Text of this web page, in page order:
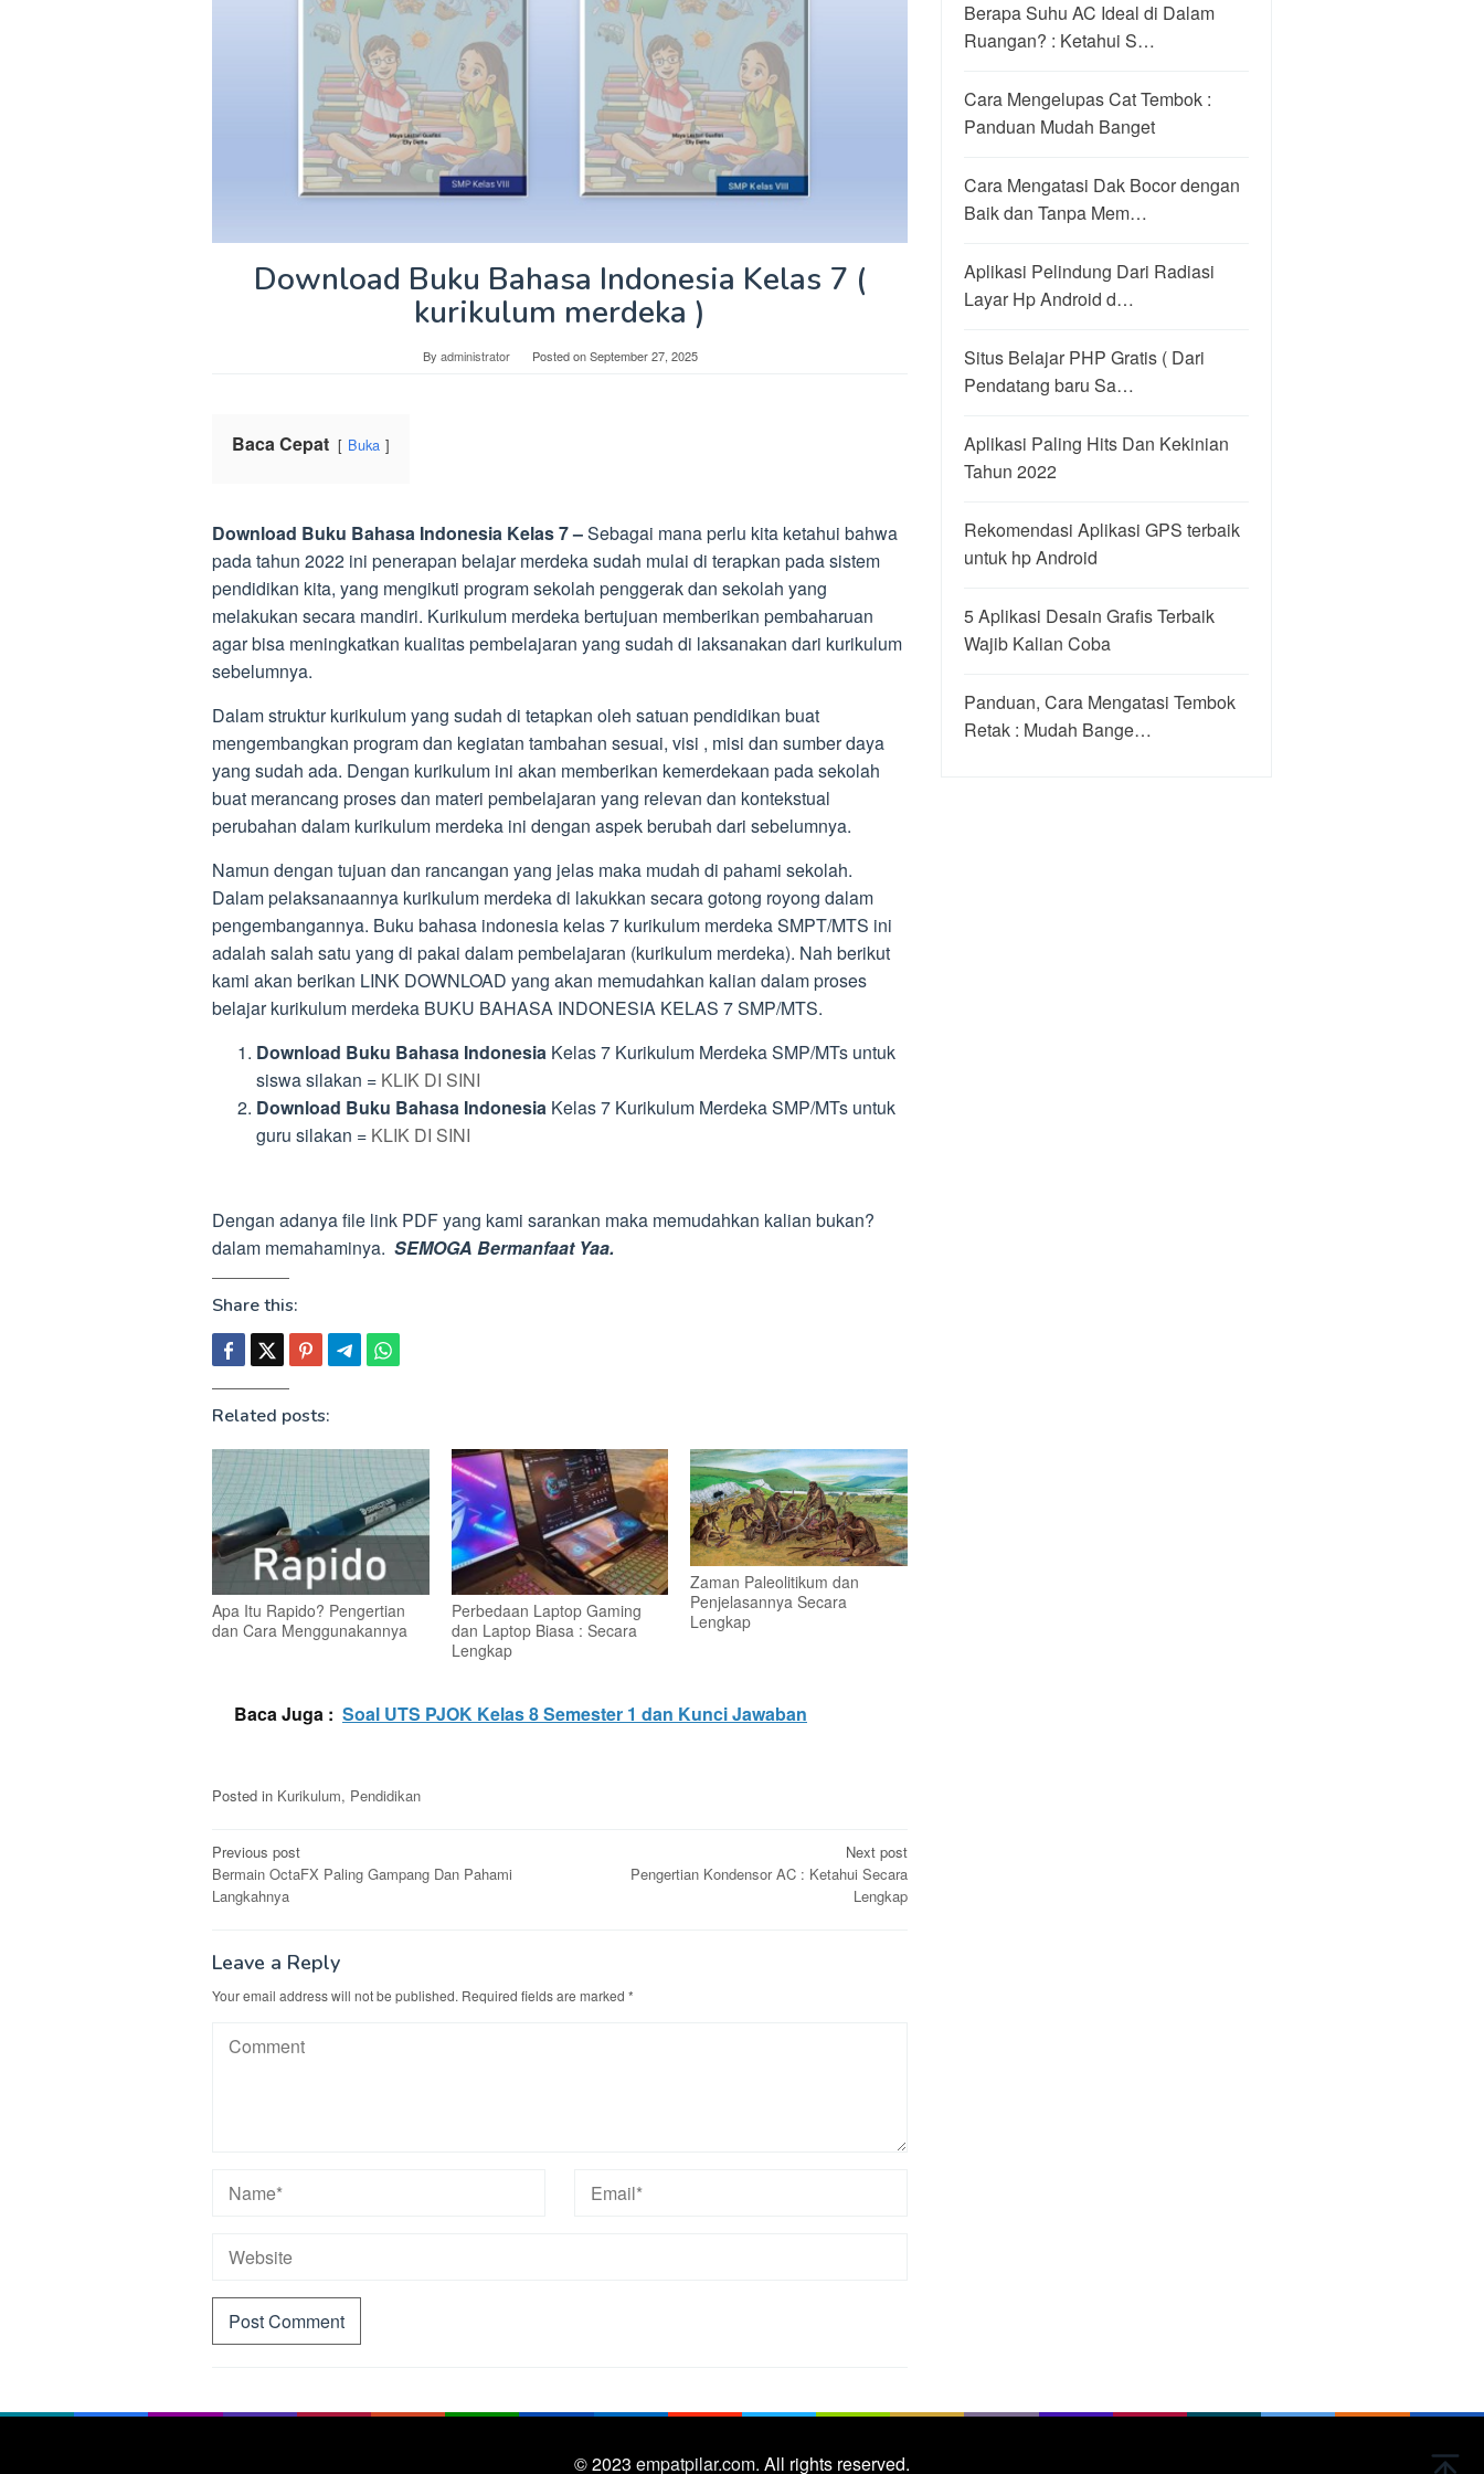
Download Buku Bahasa Indonesia Kelas 7 (
kurikulum merdeka )
By administrator Posted onSeptember 27, 2025
Baca Cepat Buka
Download Buku Bahasa Indonesia Kelas 7 –Sebagai mana perlu kita ketahui bahwa
pada tahun 2022 ini penerapan belajar merdeka sudah mulai di terapkan pada sistem
pendidikan kita, yang mengikuti program sekolah penggerak dan sekolah yang
melakukan secara mandiri. Kurikulum merdeka bertujuan memberikan pembaharuan
agar bisa meningkatkan kualitas pembelajaran yang sudah di laksanakan dari kurikulum
sebelumnya.
Dalam struktur kurikulum yang sudah di tetapkan oleh satuan pendidikan buat
mengembangkan program dan kegiatan tambahan sesuai, visi , misi dan sumber daya
yang sudah ada. Dengan kurikulum ini akan memberikan kemerdekaan pada sekolah
buat merancang proses dan materi pembelajaran yang relevan dan kontekstual
perubahan dalam kurikulum merdeka ini dengan aspek berubah dari sebelumnya.
Namun dengan tujuan dan rancangan yang jelas maka mudah di pahami sekolah.
Dalam pelaksanaannya kurikulum merdeka di lakukkan secara gotong royong dalam
pengembangannya. Buku bahasa indonesia kelas 7 kurikulum merdeka SMPT/MTS ini
adalah salah satu yang di pakai dalam pembelajaran (kurikulum merdeka). Nah berikut
kami akan berikan LINK DOWNLOAD yang akan memudahkan kalian dalam proses
belajar kurikulum merdeka BUKU BAHASA INDONESIA KELAS 7 SMP/MTS.
Download Buku Bahasa Indonesia Kelas 7 Kurikulum Merdeka SMP/MTs untuk
siswa silakan = KLIK DI SINI
Download Buku Bahasa Indonesia Kelas 7 Kurikulum Merdeka SMP/MTs untuk
guru silakan = KLIK DI SINI
Dengan adanya file link PDF yang kami sarankan maka memudahkan kalian bukan?
dalam memahaminya. SEMOGA Bermanfaat Yaa.
Share this:
Related posts:
Apa Itu Rapido? Pengertian
dan Cara Menggunakannya
Perbedaan Laptop Gaming
dan Laptop Biasa : Secara
Lengkap
Zaman Paleolitikum dan
Penjelasannya Secara
Lengkap
Baca Juga : Soal UTS PJOK Kelas 8 Semester 1 dan Kunci Jawaban
Posted in Kurikulum, Pendidikan
Post
navigation
Previous post
Bermain OctaFX Paling Gampang Dan Pahami
Langkahnya
Next post
Pengertian Kondensor AC : Ketahui Secara
Lengkap
Leave a Reply
Your email address will not be published. Required fields are marked *
Berapa Suhu AC Ideal di Dalam
Ruangan? : Ketahui S…
Cara Mengelupas Cat Tembok :
Panduan Mudah Banget
Cara Mengatasi Dak Bocor dengan
Baik dan Tanpa Mem…
Aplikasi Pelindung Dari Radiasi
Layar Hp Android d…
Situs Belajar PHP Gratis ( Dari
Pendatang baru Sa…
Aplikasi Paling Hits Dan Kekinian
Tahun 2022
Rekomendasi Aplikasi GPS terbaik
untuk hp Android
5 Aplikasi Desain Grafis Terbaik
Wajib Kalian Coba
Panduan, Cara Mengatasi Tembok
Retak : Mudah Bange…
© 2023 empatpilar.com. All rights reserved.